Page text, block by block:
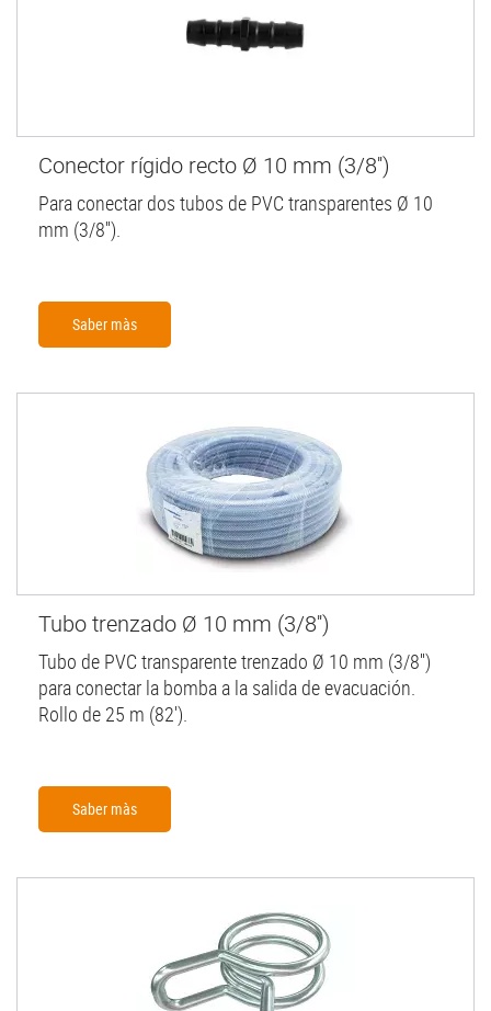
Conector rígido recto Ø 10 mm (3/8'')
Para conectar dos tubos de PVC transparentes Ø 10
mm (3/8'').
Saber màs
Tubo trenzado Ø 10 mm (3/8'')
Tubo de PVC transparente trenzado Ø 10 mm (3/8'')
para conectar la bomba a la salida de evacuación.
Rollo de 25 m (82').
Saber màs